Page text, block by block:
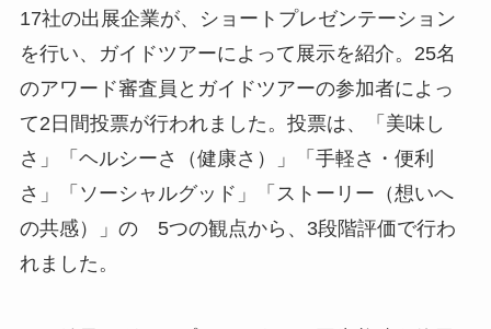
17社の出展企業が、ショートプレゼンテーション
を行い、ガイドツアーによって展示を紹介。25名
のアワード審査員とガイドツアーの参加者によっ
て2日間投票が行われました。投票は、「美味し
さ」「ヘルシーさ（健康さ）」「手軽さ・便利
さ」「ソーシャルグッド」「ストーリー（想いへ
の共感）」の 5つの観点から、3段階評価で行わ
れました。